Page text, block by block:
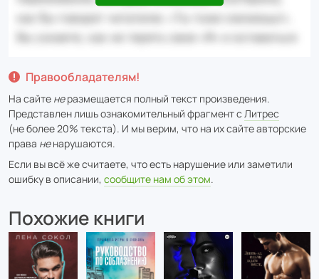
Правообладателям!
На сайте неразмещается полный текст произведения.
Представлен лишь ознакомительный фрагмент с Литрес
(не более 20% текста). И мы верим, что на их сайте авторские
права ненарушаются.
Если вы всё же считаете, что есть нарушение или заметили
ошибку в описании, сообщите нам об этом.
Похожие книги